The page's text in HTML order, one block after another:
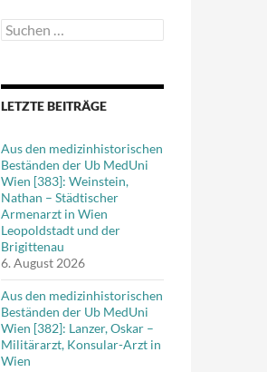
Suchen
nach:
LETZTE BEITRÄGE
Aus den medizinhistorischen
Beständen der Ub MedUni
Wien [383]: Weinstein,
Nathan – Städtischer
Armenarzt in Wien
Leopoldstadt und der
Brigittenau
6. August 2026
Aus den medizinhistorischen
Beständen der Ub MedUni
Wien [382]: Lanzer, Oskar –
Militärarzt, Konsular-Arzt in
Wien